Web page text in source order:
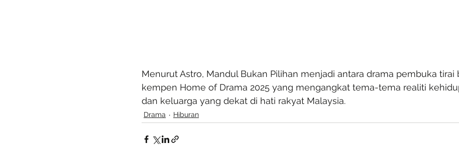
Menurut Astro, Mandul Bukan Pilihan menjadi antara drama pembuka tirai
kempen Home of Drama 2025 yang mengangkat tema-tema realiti
dan keluarga yang dekat di hati rakyat Malaysia.
Drama Hiburan